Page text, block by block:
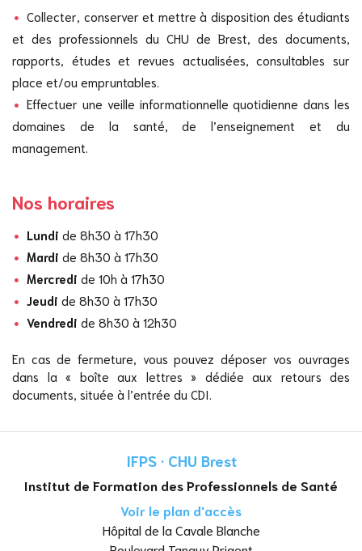
Collecter, conserver et mettre à disposition des étudiants
et des professionnels du CHU de Brest, des documents,
rapports, études et revues actualisées, consultables sur
place et/ou empruntables.
Effectuer une veille informationnelle quotidienne dans les
domaines de la santé, de l’enseignement et du
management.
Nos horaires
Lundi de 8h30 à 17h30
Mardi de 8h30 à 17h30
Mercredi de 10h à 17h30
Jeudi de 8h30 à 17h30
Vendredi de 8h30 à 12h30
En cas de fermeture, vous pouvez déposer vos ouvrages
dans la « boîte aux lettres » dédiée aux retours des
documents, située à l’entrée du CDI.
IFPS · CHU Brest
Institut de Formation des Professionnels de Santé
Voir le plan d'accès
Hôpital de la Cavale Blanche